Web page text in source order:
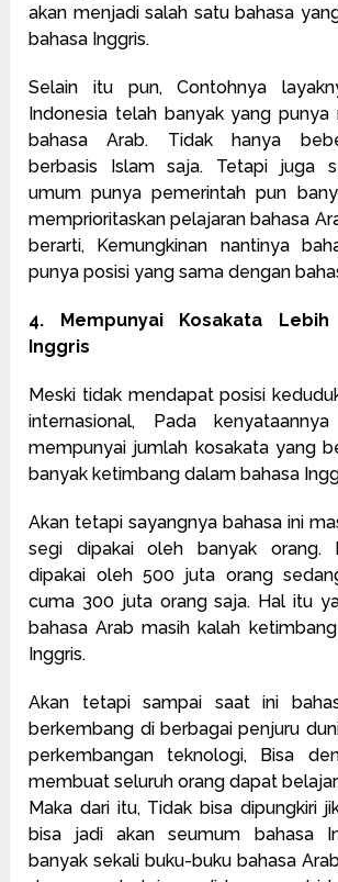
akan menjadi salah satu bahasa
bahasa Inggris.
Selain itu pun, Contohnya
Indonesia telah banyak yang punya
bahasa Arab. Tidak hanya
berbasis Islam saja. Tetapi juga
umum punya pemerintah pun
memprioritaskan pelajaran bahasa
berarti, Kemungkinan nantinya
punya posisi yang sama dengan
4. Mempunyai Kosakata
Inggris
Meski tidak mendapat posisi
internasional, Pada
mempunyai jumlah kosakata yang
banyak ketimbang dalam bahasa
Akan tetapi sayangnya bahasa ini
segi dipakai oleh banyak orang.
dipakai oleh 500 juta orang
cuma 300 juta orang saja. Hal itu
bahasa Arab masih kalah
Inggris.
Akan tetapi sampai saat ini
berkembang di berbagai penjuru
perkembangan teknologi, Bisa
membuat seluruh orang dapat
Maka dari itu, Tidak bisa dipungkiri
bisa jadi akan seumum bahasa
banyak sekali buku-buku bahasa